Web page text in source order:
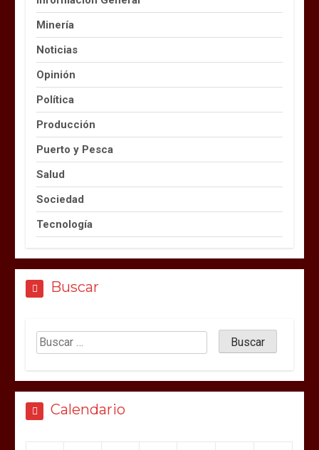
Minería
Noticias
Opinión
Política
Producción
Puerto y Pesca
Salud
Sociedad
Tecnología
Buscar
Calendario